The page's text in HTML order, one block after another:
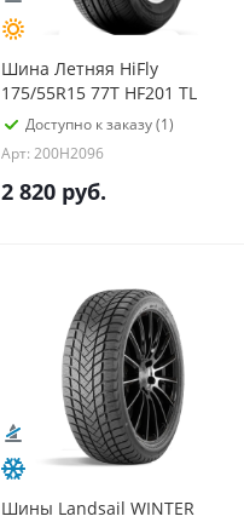
Шина Летняя HiFly
175/55R15 77T HF201 TL
Доступно к заказу (1)
Арт: 200H2096
2 820 руб.
Шины Landsail WINTER